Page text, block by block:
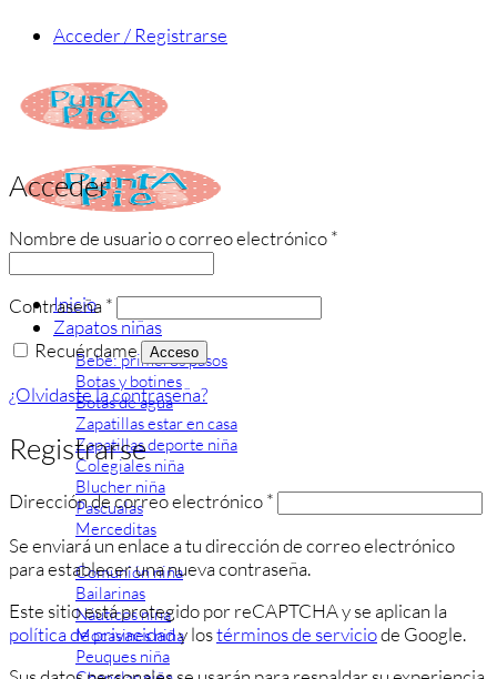
Acceder / Registrarse
Inicio
Zapatos niñas
Bebé: primeros pasos
Botas y botines
Botas de agua
Zapatillas estar en casa
Zapatillas deporte niña
Colegiales niña
Blucher niña
Pascualas
Merceditas
Comunión niña
Bailarinas
Náuticos niña
Mocasines niña
Peuques niña
Acceder
Nombre de usuario o correo electrónico*
Contraseña*Obligatorio
Recuérdame
Acceso
¿Olvidaste la contraseña?
Registrarse
Dirección de correo electrónico*Obligatorio
Se enviará un enlace a tu dirección de correo electrónico
para establecer una nueva contraseña.
Este sitio está protegido por reCAPTCHA y se aplican la
política de privacidady lostérminos de serviciode Google.